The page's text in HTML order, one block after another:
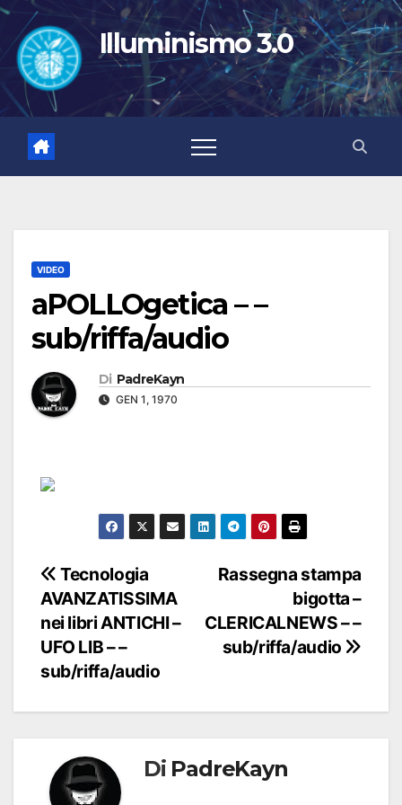
Salta
contenuto
Illuminismo 3.0
VIDEO
aPOLLOgetica – –
sub/riffa/audio
Di PadreKayn
GEN 1, 1970
Navigazione
articoli
Rassegna stampa
bigotta –
CLERICALNEWS – –
sub/riffa/audio
Tecnologia
AVANZATISSIMA
nei libri ANTICHI –
UFO LIB – –
sub/riffa/audio
Di PadreKayn